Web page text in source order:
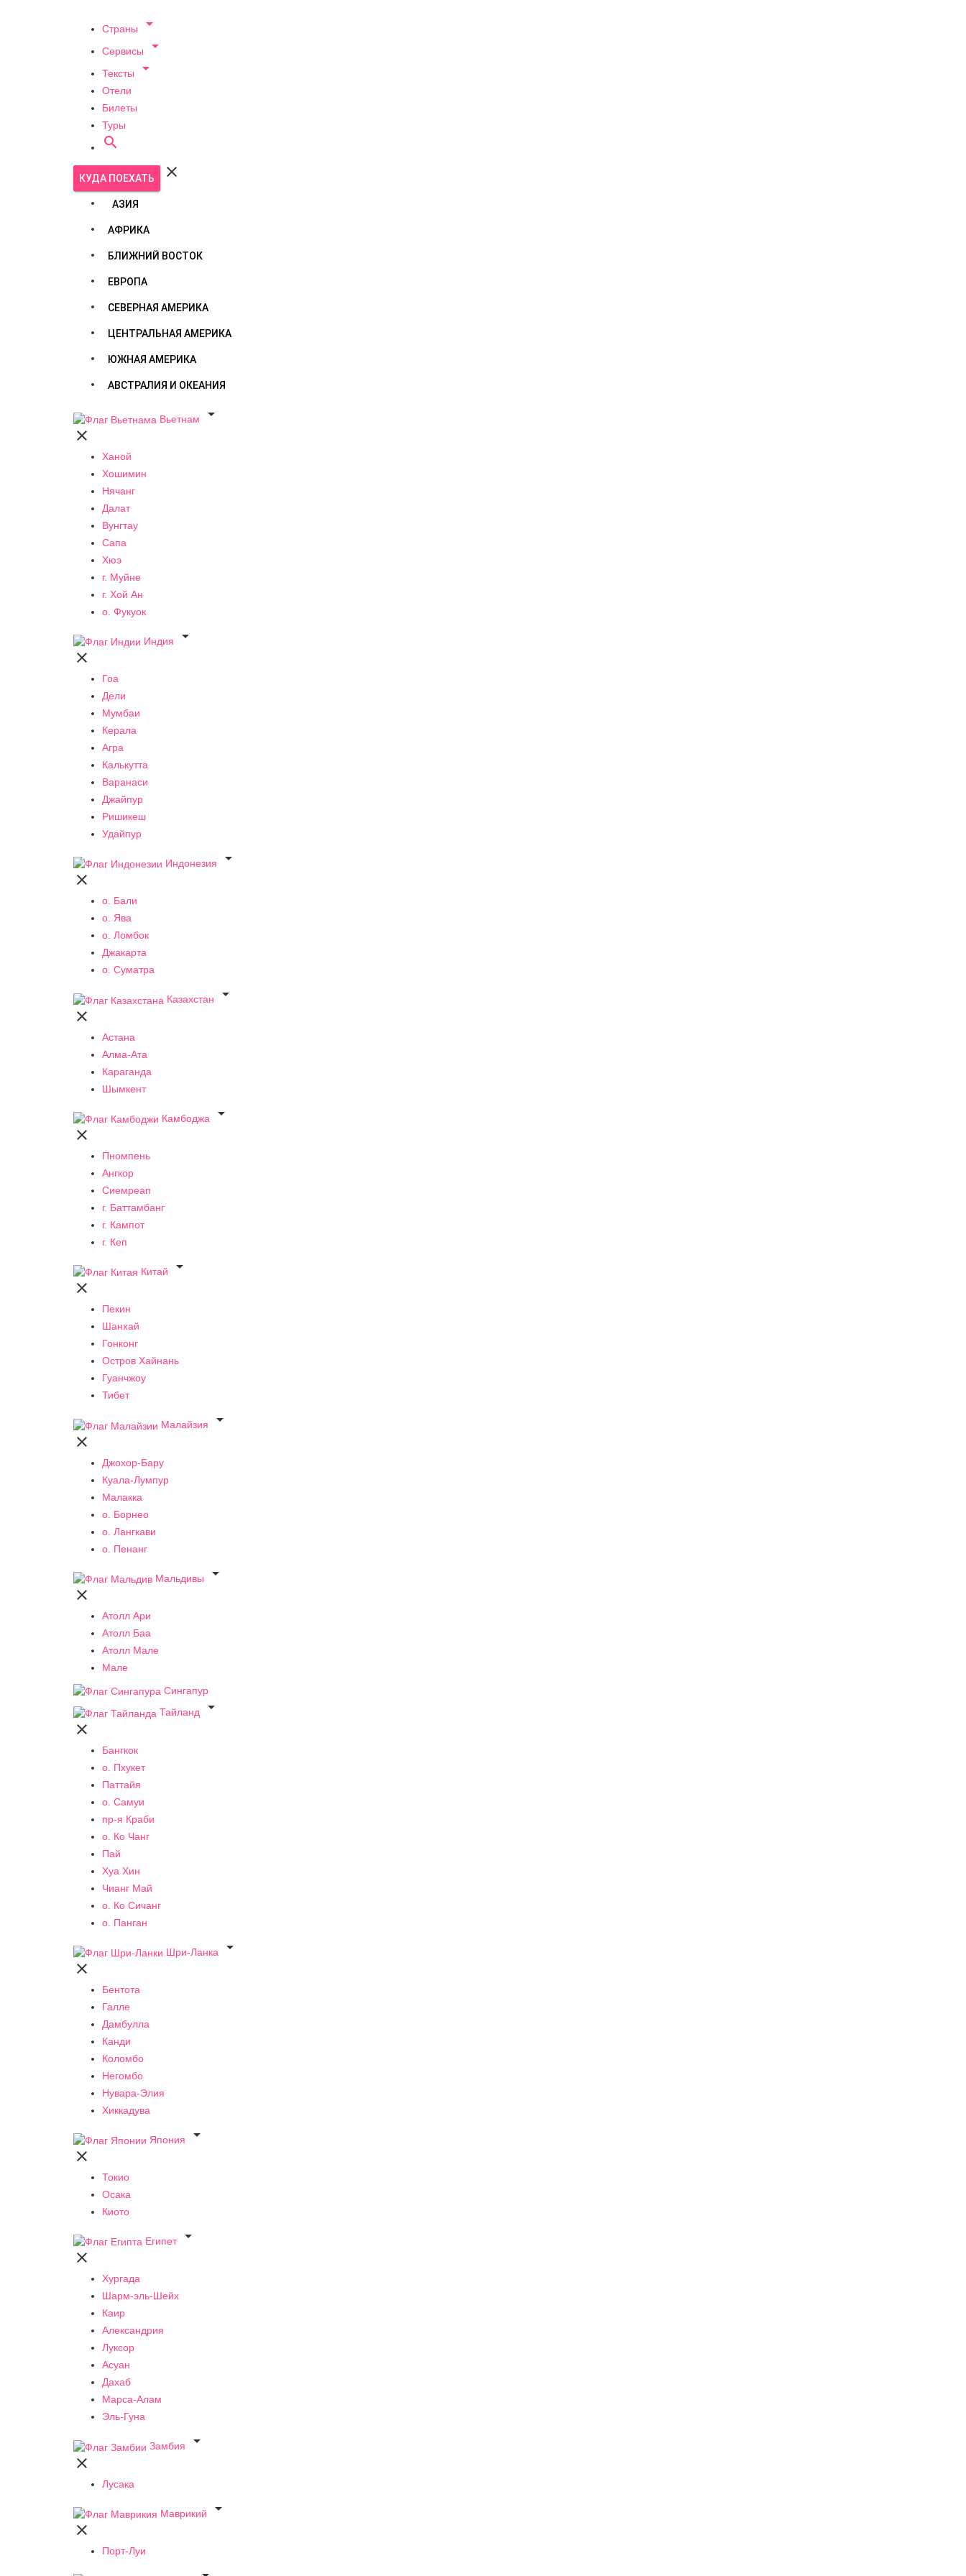
Страны 
Сервисы 
Тексты 
Отели
Билеты
Туры

КУДА ПОЕХАТЬ 
АЗИЯ
АФРИКА
БЛИЖНИЙ ВОСТОК
ЕВРОПА
СЕВЕРНАЯ АМЕРИКА
ЦЕНТРАЛЬНАЯ АМЕРИКА
ЮЖНАЯ АМЕРИКА
АВСТРАЛИЯ И ОКЕАНИЯ
Вьетнам


Ханой
Хошимин
Нячанг
Далат
Вунгтау
Сапа
Хюэ
г. Муйне
г. Хой Ан
о. Фукуок
Индия


Гоа
Дели
Мумбаи
Керала
Агра
Калькутта
Варанаси
Джайпур
Ришикеш
Удайпур
Индонезия


о. Бали
о. Ява
о. Ломбок
Джакарта
о. Суматра
Казахстан


Астана
Алма-Ата
Караганда
Шымкент
Камбоджа


Пномпень
Ангкор
Сиемреап
г. Баттамбанг
г. Кампот
г. Кеп
Китай


Пекин
Шанхай
Гонконг
Остров Хайнань
Гуанчжоу
Тибет
Малайзия


Джохор-Бару
Куала-Лумпур
Малакка
о. Борнео
о. Лангкави
о. Пенанг
Мальдивы


Атолл Ари
Атолл Баа
Атолл Мале
Мале
Сингапур
Тайланд


Бангкок
о. Пхукет
Паттайя
о. Самуи
пр-я Краби
о. Ко Чанг
Пай
Хуа Хин
Чианг Май
о. Ко Сичанг
о. Панган
Шри-Ланка


Бентота
Галле
Дамбулла
Канди
Коломбо
Негомбо
Нувара-Элия
Хиккадува
Япония


Токио
Осака
Киото
Египет


Хургада
Шарм-эль-Шейх
Каир
Александрия
Луксор
Асуан
Дахаб
Марса-Алам
Эль-Гуна
Замбия


Лусака
Маврикий


Порт-Луи